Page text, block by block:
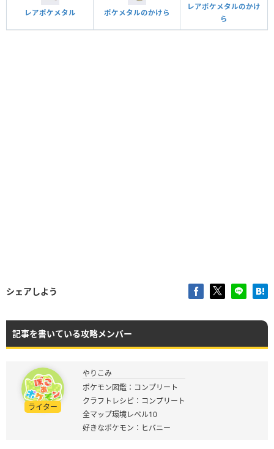
レアポケメタル ポケメタルのかけら
レアポケメタルのかけ
ら
シェアしよう
記事を書いている攻略メンバー
ライター
やりこみ
ポケモン図鑑：コンプリート
クラフトレシピ：コンプリート
全マップ環境レベル10
好きなポケモン：ヒバニー